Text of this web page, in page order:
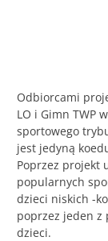
Odbiorcami
LO i Gimn TWP
sportowego
jest jedyną
Poprzez projekt
popularnych
dzieci niskich -
poprzez jeden z
dzieci.